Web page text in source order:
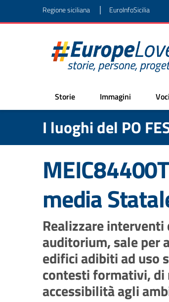
Regione siciliana | EuroInfoSicilia
Storie Immagini Voci
I luoghi del PO
media
Realizzare
auditorium, sale per
edifici adibiti ad uso
contesti formativi, di
accessibilità agli